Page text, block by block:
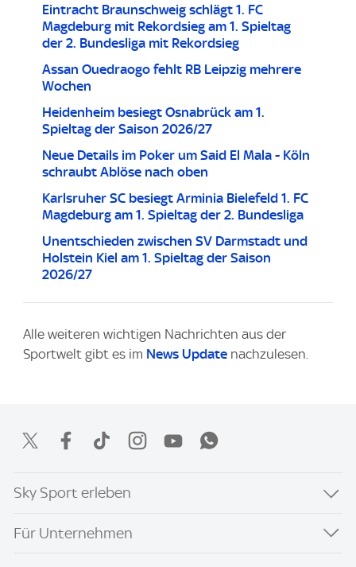
Eintracht Braunschweig schlägt 1. FC
Magdeburg mit Rekordsieg am 1. Spieltag
der 2. Bundesliga mit Rekordsieg
Assan Ouedraogo fehlt RB Leipzig mehrere
Wochen
Heidenheim besiegt Osnabrück am 1.
Spieltag der Saison 2026/27
Neue Details im Poker um Said El Mala - Köln
schraubt Ablöse nach oben
Karlsruher SC besiegt Arminia Bielefeld 1. FC
Magdeburg am 1. Spieltag der 2. Bundesliga
Unentschieden zwischen SV Darmstadt und
Holstein Kiel am 1. Spieltag der Saison
2026/27
Alle weiteren wichtigen Nachrichten aus der
Sportwelt gibt es im News Update nachzulesen.
Sky Sport erleben
Für Unternehmen